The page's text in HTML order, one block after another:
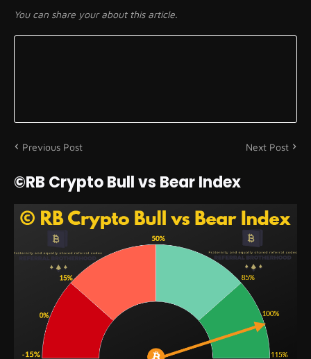
You can share your about this article.
Previous Post Next Post
©RB Crypto Bull vs Bear Index